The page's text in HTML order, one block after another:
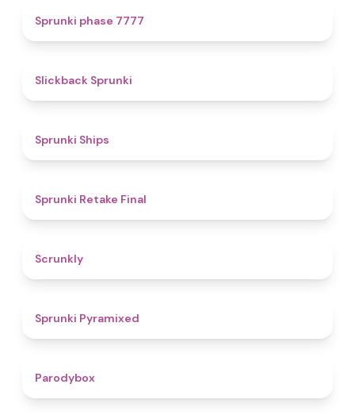
Sprunki phase 7777
Slickback Sprunki
Sprunki Ships
Sprunki Retake Final
Scrunkly
Sprunki Pyramixed
Parodybox